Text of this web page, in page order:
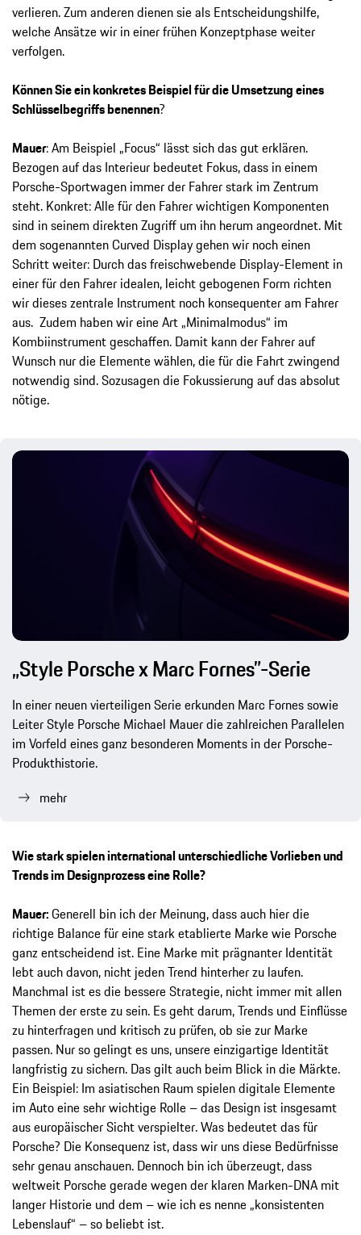
verlieren. Zum anderen dienen sie als Entscheidungshilfe,
welche Ansätze wir in einer frühen Konzeptphase weiter
verfolgen.
Können Sie ein konkretes Beispiel für die Umsetzung eines
Schlüsselbegriffs benennen?
Mauer: Am Beispiel „Focus“ lässt sich das gut erklären.
Bezogen auf das Interieur bedeutet Fokus, dass in einem
Porsche-Sportwagen immer der Fahrer stark im Zentrum
steht. Konkret: Alle für den Fahrer wichtigen Komponenten
sind in seinem direkten Zugriff um ihn herum angeordnet. Mit
dem sogenannten Curved Display gehen wir noch einen
Schritt weiter: Durch das freischwebende Display-Element in
einer für den Fahrer idealen, leicht gebogenen Form richten
wir dieses zentrale Instrument noch konsequenter am Fahrer
aus. Zudem haben wir eine Art „Minimalmodus“ im
Kombiinstrument geschaffen. Damit kann der Fahrer auf
Wunsch nur die Elemente wählen, die für die Fahrt zwingend
notwendig sind. Sozusagen die Fokussierung auf das absolut
nötige.
„Style Porsche x Marc Fornes”-Serie
In einer neuen vierteiligen Serie erkunden Marc Fornes sowie
Leiter Style Porsche Michael Mauer die zahlreichen Parallelen
im Vorfeld eines ganz besonderen Moments in der Porsche-
Produkthistorie.
mehr
Wie stark spielen international unterschiedliche Vorlieben und
Trends im Designprozess eine Rolle?
Mauer:Generell bin ich der Meinung, dass auch hier die
richtige Balance für eine stark etablierte Marke wie Porsche
ganz entscheidend ist. Eine Marke mit prägnanter Identität
lebt auch davon, nicht jeden Trend hinterher zu laufen.
Manchmal ist es die bessere Strategie, nicht immer mit allen
Themen der erste zu sein. Es geht darum, Trends und Einflüsse
zu hinterfragen und kritisch zu prüfen, ob sie zur Marke
passen. Nur so gelingt es uns, unsere einzigartige Identität
langfristig zu sichern. Das gilt auch beim Blick in die Märkte.
Ein Beispiel: Im asiatischen Raum spielen digitale Elemente
im Auto eine sehr wichtige Rolle – das Design ist insgesamt
aus europäischer Sicht verspielter. Was bedeutet das für
Porsche? Die Konsequenz ist, dass wir uns diese Bedürfnisse
sehr genau anschauen. Dennoch bin ich überzeugt, dass
weltweit Porsche gerade wegen der klaren Marken-DNA mit
langer Historie und dem – wie ich es nenne „konsistenten
Lebenslauf“ – so beliebt ist.